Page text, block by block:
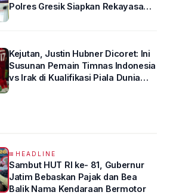
Polres Gresik Siapkan Rekayasa
Kejutan, Justin Hubner Dicoret: Ini
Susunan Pemain Timnas Indonesia
vs Irak di Kualifikasi Piala Dunia
HEADLINE
Sambut HUT RI ke- 81, Gubernur
Jatim Bebaskan Pajak dan Bea
Balik Nama Kendaraan Bermotor